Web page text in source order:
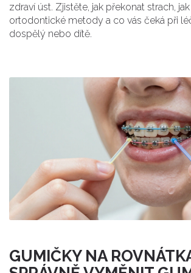
zdraví úst. Zjistěte, jak překonat strach,
ortodontické metody a co vás čeká při
dospělý nebo dítě.
GUMIČKY NA